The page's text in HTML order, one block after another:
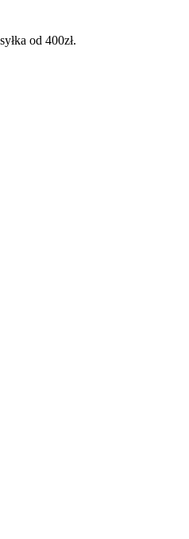
od 400zł.